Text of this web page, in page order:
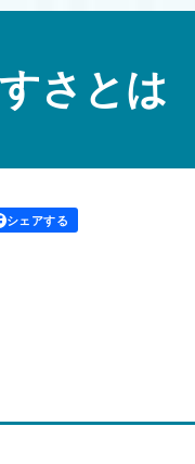
さとは
シェアする